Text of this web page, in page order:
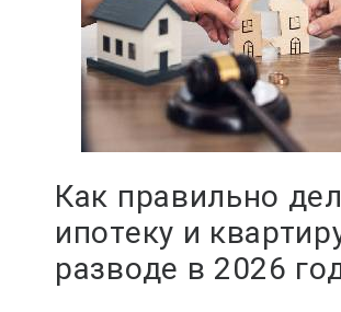
Как правильно
ипотеку и
разводе в 2026